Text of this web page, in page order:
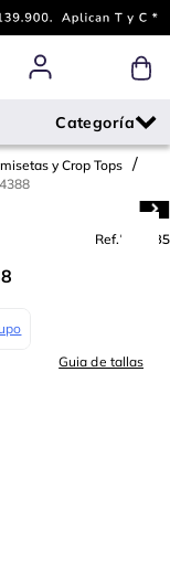
y Crop Tops
Ref.792085
Guia de tallas